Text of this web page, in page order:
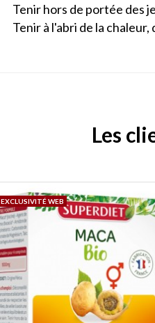
Tenir hors de portée des
Tenir à l'abri de la
Les
EXCLUSIVITÉ WEB